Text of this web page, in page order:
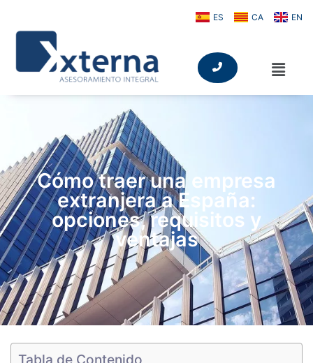
ES CA EN
Cómo traer una empresa
extranjera a España:
opciones, requisitos y
ventajas
Tabla de Contenido